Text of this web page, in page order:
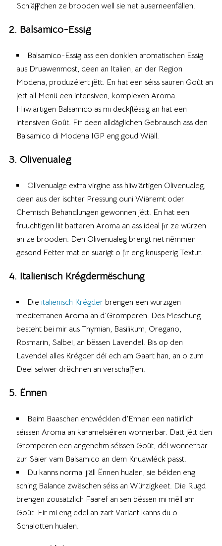
Schiäffchen ze brooden well sie net auserneenfällen.
2. Balsamico-Essig
Balsamico-Essig ass een donklen aromatischen Essig
aus Druawenmost, deen an Italien, an der Region
Modena, produzéiert jëtt. En hat een séiss sauren Goût an
jëtt all Menü een intensiven, komplexen Aroma.
Hiiwiärtigen Balsamico as mi deckflëssig an hat een
intensiven Goût. Fir deen alldäglichen Gebrausch ass den
Balsamico di Modena IGP eng goud Wiäll.
3. Olivenualeg
Olivenualge extra virgine ass hiiwiärtigen Olivenualeg,
deen aus der ischter Pressung ouni Wiäremt oder
Chemisch Behandlungen gewonnen jëtt. En hat een
fruuchtigen liit batteren Aroma an ass ideal fir ze würzen
an ze brooden. Den Olivenualeg brengt net nëmmen
gesond Fetter mat en suarigt o fir eng knusperig Textur.
4. Italienisch Krégdermëschung
Die italienisch Krégderbrengen een würzigen
mediterranen Aroma an d’Gromperen. Dës Mëschung
besteht bei mir aus Thymian, Basilikum, Oregano,
Rosmarin, Salbei, an bëssen Lavendel. Bis op den
Lavendel alles Krégder déi ech am Gaart han, an o zum
Deel selwer drëchnen an verschaffen.
5. Ënnen
Beim Baaschen entwécklen d’Ënnen een natiirlich
séissen Aroma an karamelsiéiren wonnerbar. Datt jëtt den
Gromperen een angenehm séissen Goût, déi wonnerbar
zur Säier vam Balsamico an dem Knuawléck passt.
Du kanns normal jiäll Ënnen hualen, sie béiden eng
sching Balance zwëschen séiss an Würzigkeet. Die Rugd
brengen zousätzlich Faaref an sen bëssen mi mëll am
Goût. Fir mi eng edel an zart Variant kanns du o
Schalotten hualen.